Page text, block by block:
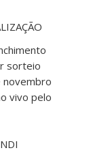
sorteio
novembro
vivo pelo